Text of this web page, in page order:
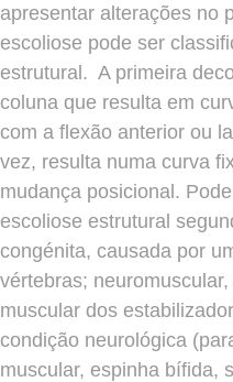
apresentar alterações no
escoliose pode ser
estrutural. A primeira
coluna que resulta em
com a flexão anterior ou
vez, resulta numa curva
mudança posicional.
escoliose estrutural
congénita, causada por
vértebras;
muscular dos
condição neurológica
muscular, espinha bífida,